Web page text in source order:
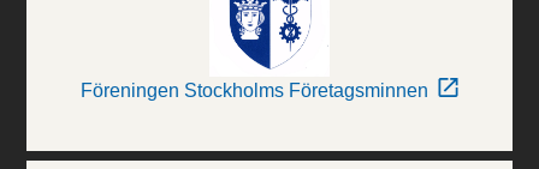
Föreningen Stockholms Företagsminnen